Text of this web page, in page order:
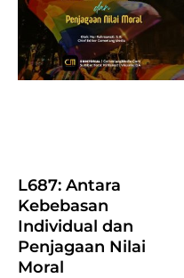
L687: Antara
Kebebasan
Individual dan
Penjagaan Nilai
Moral